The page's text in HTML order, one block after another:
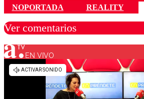
NOPORTADA
REALITY
Ver comentarios
Los comentarios son moderados
diálogo respetuoso.
EN VIVO